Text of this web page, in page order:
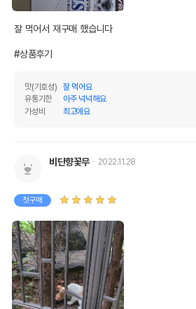
잘 먹어서 재구매 했습니다
#상품후기
맛(기호성)
잘 먹어요
유통기한
아주 넉넉해요
가성비
최고에요
비단향꽃무 2022.11.28
첫구매